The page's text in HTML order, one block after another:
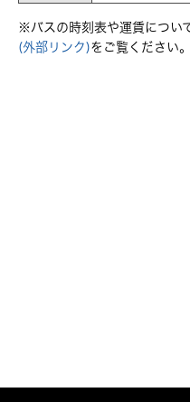
※バスの時刻表や運賃につい
(外部リンク)をご覧ください。